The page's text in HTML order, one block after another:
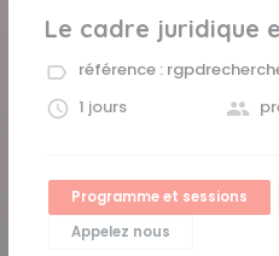
Le cadre juridique
référence :
1 jours
Programme et sessions
Appelez nous